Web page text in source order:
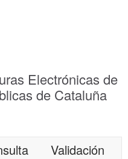
Electrónicas de
de Cataluña
Validación